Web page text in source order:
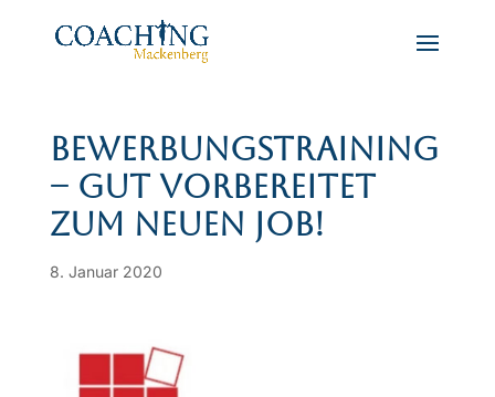
Bewerbungstraining
– gut vorbereitet
zum neuen Job!
8. Januar 2020